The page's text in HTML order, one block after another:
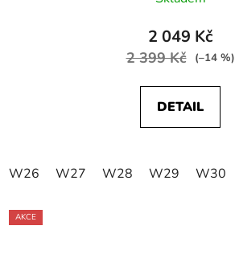
2 049 Kč
2 399 Kč (–14 %)
DETAIL
W26 W27 W28 W29 W30
AKCE